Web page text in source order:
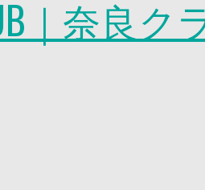
ル
ーム「volundeer」
イドライン
奈良